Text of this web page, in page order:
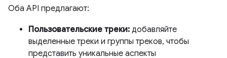
Оба API предлагают:
Пользовательские треки: добавляйте
выделенные треки и группы треков, чтобы
представить уникальные аспекты